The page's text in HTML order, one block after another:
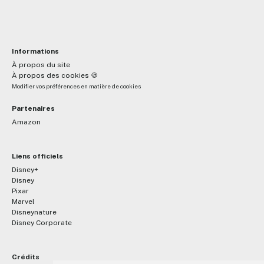
Informations
À propos du site
À propos des cookies 🍪
Modifier vos préférences en matière de cookies
Partenaires
Amazon
Liens officiels
Disney+
Disney
Pixar
Marvel
Disneynature
Disney Corporate
Crédits